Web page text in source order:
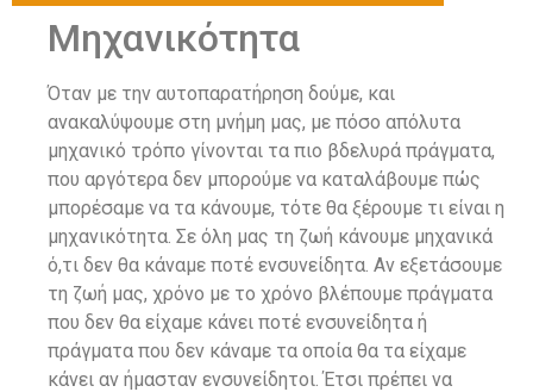
Μηχανικότητα
Όταν με την αυτοπαρατήρηση δούμε, και
ανακαλύψουμε στη μνήμη μας, με πόσο απόλυτα
μηχανικό τρόπο γίνονται τα πιο βδελυρά πράγματα,
που αργότερα δεν μπορούμε να καταλάβουμε πώς
μπορέσαμε να τα κάνουμε, τότε θα ξέρουμε τι είναι η
μηχανικότητα. Σε όλη μας τη ζωή κάνουμε μηχανικά
ό,τι δεν θα κάναμε ποτέ ενσυνείδητα. Αν εξετάσουμε
τη ζωή μας, χρόνο με το χρόνο βλέπουμε πράγματα
που δεν θα είχαμε κάνει ποτέ ενσυνείδητα ή
πράγματα που δεν κάναμε τα οποία θα τα είχαμε
κάνει αν ήμασταν ενσυνείδητοι. Έτσι πρέπει να